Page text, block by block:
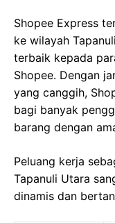
Shopee Express
ke wilayah
terbaik kepada
Shopee. Dengan
yang canggih,
bagi banyak
barang dengan
Peluang kerja
Tapanuli Utara
dinamis dan